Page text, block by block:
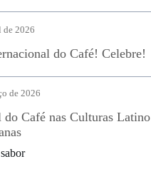
do Café! Celebre!
de 2026
do Café nas Culturas Latino
de 2026